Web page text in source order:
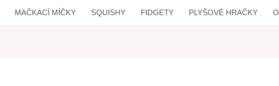
MAČKACÍ MÍČKY SQUISHY FIDGETY PLYŠOVÉ HRAČKY